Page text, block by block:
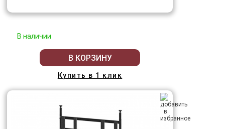
В наличии
В КОРЗИНУ
Купить в 1 клик